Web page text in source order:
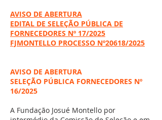
AVISO DE ABERTURA
EDITAL DE SELEÇÃO PÚBLICA DE
FORNECEDORES Nº 17/2025
FJMONTELLO PROCESSO Nº20618/2025
AVISO DE ABERTURA
SELEÇÃO PÚBLICA FORNECEDORES Nº
16/2025
A Fundação Josué Montello por